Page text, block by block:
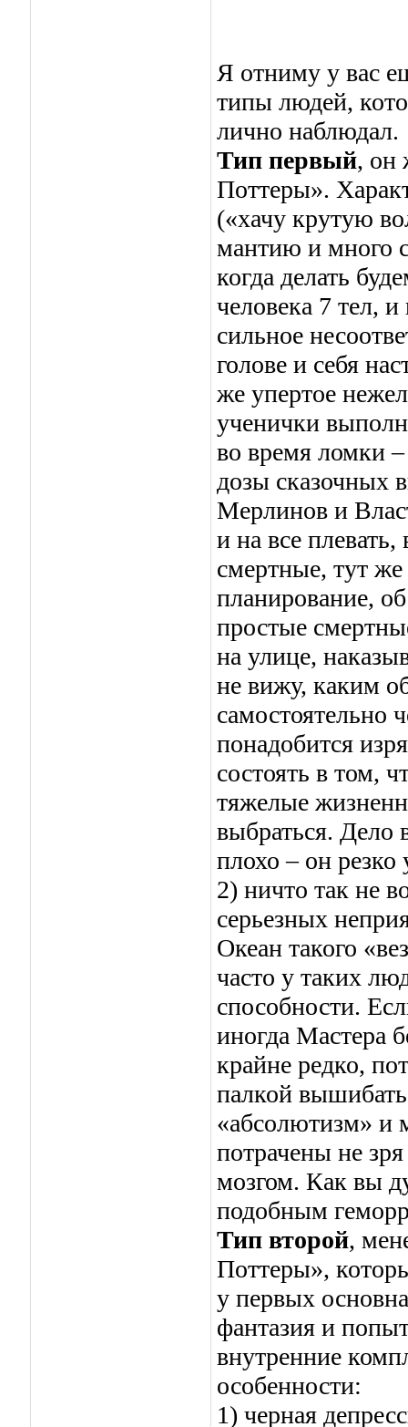
Я отниму у вас
типы людей,
лично наблюдал.
Тип первый, он
Поттеры».
(«хачу крутую
мантию и много
когда делать
человека 7 тел,
сильное
голове и себя
же упертое
ученички
во время ломки –
дозы сказочных
Мерлинов и
и на все
смертные, тут же
планирование,
простые
на улице,
не вижу, каким
самостоятельно
понадобится
состоять в том,
тяжелые
выбраться. Дело
плохо – он резко
2) ничто так не
серьезных
Океан такого
часто у таких
способности.
иногда Мастера
крайне редко,
палкой
«абсолютизм» и
потрачены не
мозгом. Как вы
подобным
Тип второй,
Поттеры»,
у первых
фантазия и
внутренние
особенности:
1) черная